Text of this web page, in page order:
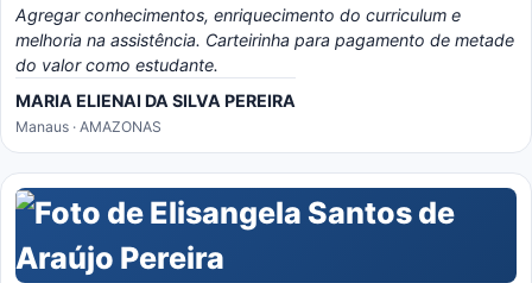
Agregar conhecimentos, enriquecimento do curriculum e
melhoria na assistência. Carteirinha para pagamento de metade
do valor como estudante.
MARIA ELIENAI DA SILVA PEREIRA
Manaus · AMAZONAS